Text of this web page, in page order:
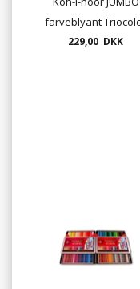
farveblyant
Natur, Ø10mm, stift
229,00 DKK